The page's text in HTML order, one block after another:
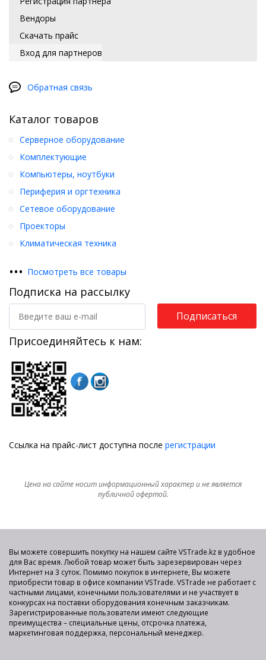
Вендоры
Скачать прайс
Вход для партнеров
Обратная связь
Каталог товаров
Серверное оборудование
Комплектующие
Компьютеры, ноутбуки
Периферия и оргтехника
Сетевое оборудование
Проекторы
Климатическая техника
••• Посмотреть все товары
Подписка на рассылку
Подписаться
Присоединяйтесь к нам:
Ссылка на прайс-лист доступна после регистрации
Цена на сайте носит информационный характер и не является
публичной офертой.
Вы можете совершить покупку на нашем сайте VSTrade.kz в удобное
для Вас время. Любой товар может быть зарезервирован через
Интернет на 3 суток. Помимо покупок в интернете, Вы можете
приобрести товар в офисе компании VSTrade. VSTrade не работает с
частными лицами, конечными пользователями и не участвует в
конкурсах на поставки оборудования конечным заказчикам.
Зарегистрированные пользователи имеют следующие
преимущества – специальные цены, отсрочка платежа,
маркетинговая поддержка, персональный менеджер.